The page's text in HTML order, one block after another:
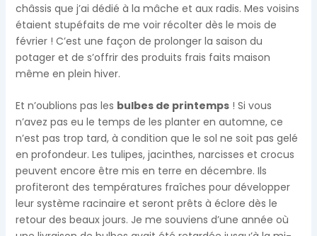
châssis que j’ai dédié à la mâche et aux radis. Mes voisins
étaient stupéfaits de me voir récolter dès le mois de
février ! C’est une façon de prolonger la saison du
potager et de s’offrir des produits frais faits maison
même en plein hiver.
Et n’oublions pas les bulbes de printemps! Si vous
n’avez pas eu le temps de les planter en automne, ce
n’est pas trop tard, à condition que le sol ne soit pas gelé
en profondeur. Les tulipes, jacinthes, narcisses et crocus
peuvent encore être mis en terre en décembre. Ils
profiteront des températures fraîches pour développer
leur système racinaire et seront prêts à éclore dès le
retour des beaux jours. Je me souviens d’une année où